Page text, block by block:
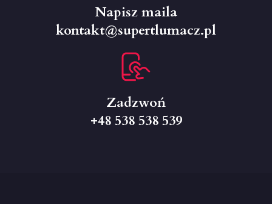
Napisz maila
kontakt@supertlumacz.pl
Zadzwoń
+48 538 538 539